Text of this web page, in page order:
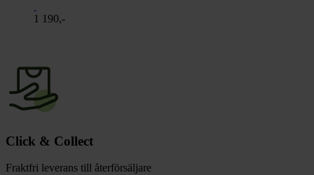
1 190,-
Click & Collect
Fraktfri leverans till återförsäljare